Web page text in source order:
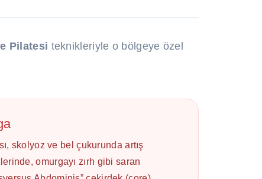
Pilatesi teknikleriyle o bölgeye özel
skolyoz ve bel çukurunda artış
omurgayı zırh gibi saran